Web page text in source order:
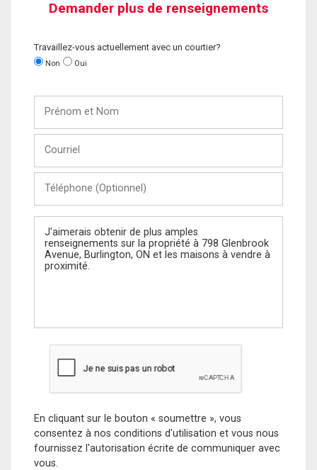
Demander plus de renseignements
Travaillez-vous actuellement avec un courtier?
Non Oui
Nom
(Optionnel)
Message
En cliquant sur le bouton « soumettre », vous
consentez à nos conditions d'utilisation et vous nous
fournissez l'autorisation écrite de communiquer avec
vous.